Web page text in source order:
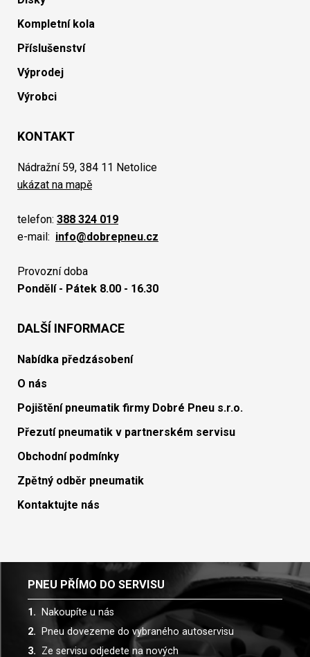
Kompletní kola
Příslušenství
Výprodej
Výrobci
KONTAKT
Nádražní 59, 384 11 Netolice
ukázat na mapě
telefon: 388 324 019
e-mail: info@dobrepneu.cz
Provozní doba
Pondělí - Pátek 8.00 - 16.30
DALŠÍ INFORMACE
Nabídka předzásobení
O nás
Pojištění pneumatik firmy Dobré Pneu s.r.o.
Přezutí pneumatik v partnerském servisu
Obchodní podmínky
Zpětný odběr pneumatik
Kontaktujte nás
PNEU PŘÍMO DO SERVISU
Nakoupíte u nás
Pneu dovezeme do vybraného autoservisu
Ze servisu odjedete na nových